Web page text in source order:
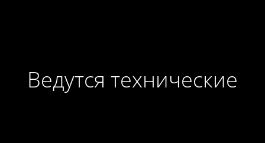
Ведутся технические